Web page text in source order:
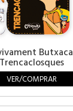
Butxaca
Trencaclosques
VER/COMPRAR